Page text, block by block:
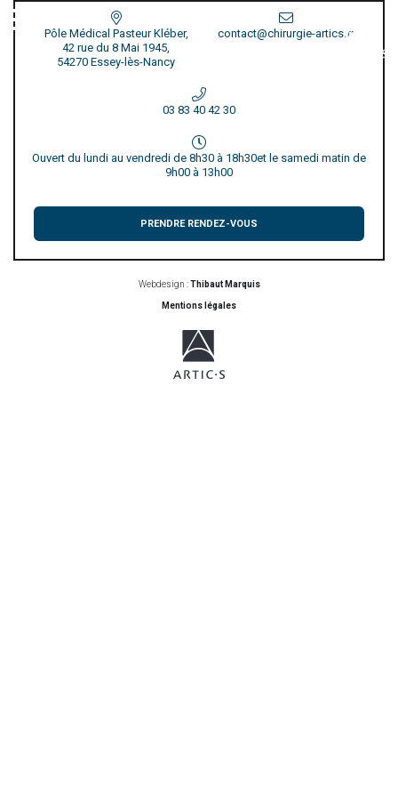
Pôle Médical Pasteur Kléber,
42 rue du 8 Mai 1945,
54270 Essey-lès-Nancy
contact@chirurgie-artics.fr
03 83 40 42 30
Ouvert du lundi au vendredi de 8h30 à 18h30et le samedi matin de
9h00 à 13h00
PRENDRE RENDEZ-VOUS
Webdesign :Thibaut Marquis
Mentions légales